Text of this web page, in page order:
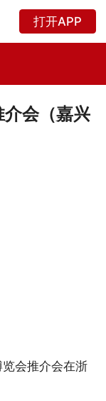
打开APP
会（嘉兴
会推介会在浙